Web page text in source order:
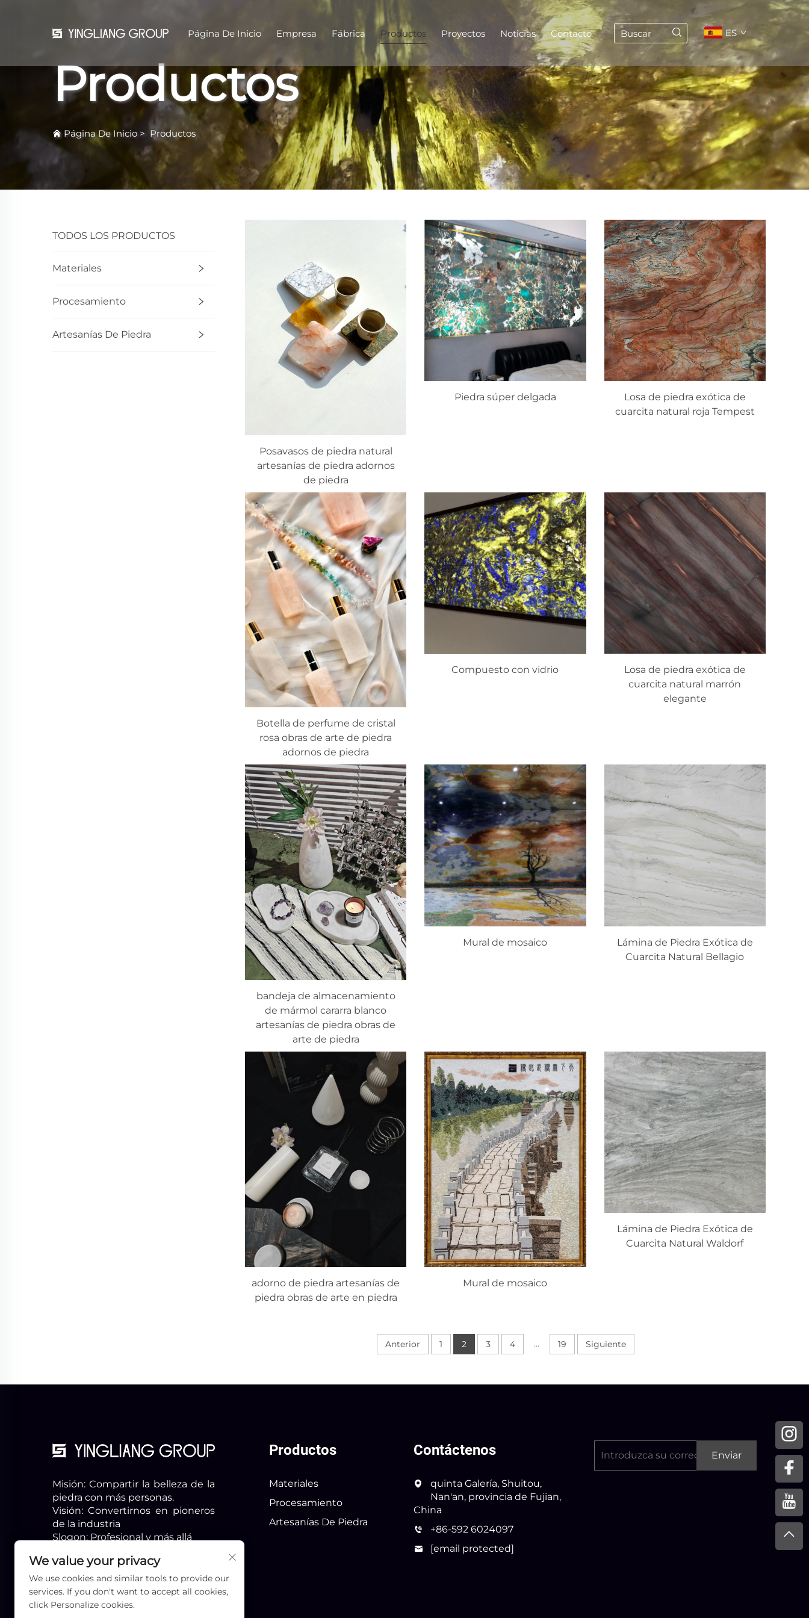
Página De Inicio Empresa Fábrica Productos Proyectos Noticias Contacto ES
Productos
Página De Inicio > Productos
TODOS LOS PRODUCTOS
Materiales
Procesamiento
Artesanías De Piedra
Posavasos de piedra natural
artesanías de piedra adornos
de piedra
Piedra súper delgada
Losa de piedra exótica de
cuarcita natural roja Tempest
Botella de perfume de cristal
rosa obras de arte de piedra
adornos de piedra
Compuesto con vidrio
Losa de piedra exótica de
cuarcita natural marrón
elegante
bandeja de almacenamiento
de mármol cararra blanco
artesanías de piedra obras de
arte de piedra
Mural de mosaico
Lámina de Piedra Exótica de
Cuarcita Natural Bellagio
adorno de piedra artesanías de
piedra obras de arte en piedra
Mural de mosaico
Lámina de Piedra Exótica de
Cuarcita Natural Waldorf
Anterior 1 2 3 4 ... 19 Siguiente
Misión: Compartir la belleza de la
piedra con más personas.
Visión: Convertirnos en pioneros
de la industria
Slogon: Profesional y más allá
Productos
Materiales
Procesamiento
Artesanías De Piedra
Contáctenos
quinta Galería, Shuitou,
Nan'an, provincia de Fujian,
China
+86-592 6024097
[email protected]
Enviar
We value your privacy
We use cookies and similar tools to provide our
services. If you don't want to accept all cookies,
click Personalize cookies.